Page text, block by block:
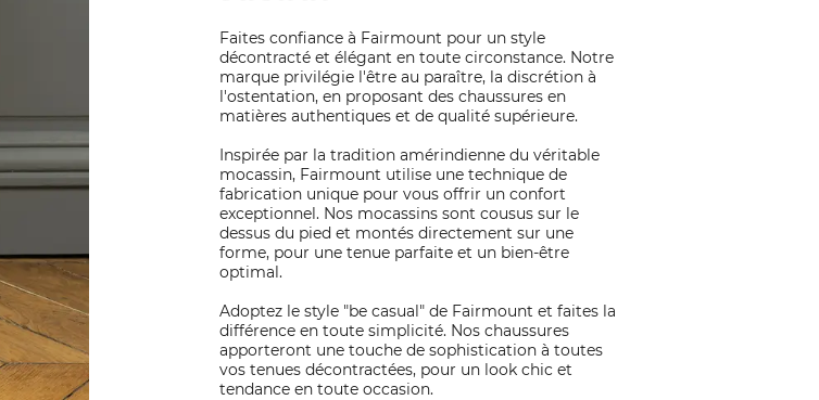
Faites confiance à Fairmount pour un style
décontracté et élégant en toute circonstance. Notre
marque privilégie l'être au paraître, la discrétion à
l'ostentation, en proposant des chaussures en
matières authentiques et de qualité supérieure.
Inspirée par la tradition amérindienne du véritable
mocassin, Fairmount utilise une technique de
fabrication unique pour vous offrir un confort
exceptionnel. Nos mocassins sont cousus sur le
dessus du pied et montés directement sur une
forme, pour une tenue parfaite et un bien-être
optimal.
Adoptez le style "be casual" de Fairmount et faites la
différence en toute simplicité. Nos chaussures
apporteront une touche de sophistication à toutes
vos tenues décontractées, pour un look chic et
tendance en toute occasion.